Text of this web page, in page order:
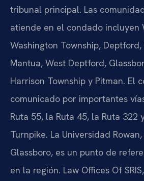
tribunal principal. Las
atiende en el condado incluyen
Washington Township,
Mantua, West Deptford,
Harrison Township y Pitman. El
comunicado por importantes
Ruta 55, la Ruta 45, la Ruta 322
Turnpike. La Universidad
Glassboro, es un punto de
en la región. Law Offices Of